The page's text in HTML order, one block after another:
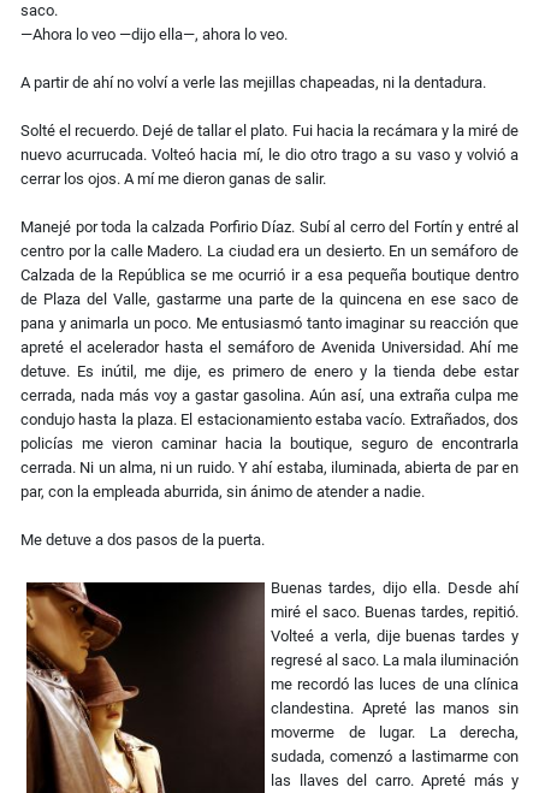
saco.
—Ahora lo veo —dijo ella—, ahora lo veo.
A partir de ahí no volví a verle las mejillas chapeadas, ni la dentadura.
Solté el recuerdo. Dejé de tallar el plato. Fui hacia la recámara y la miré de
nuevo acurrucada. Volteó hacia mí, le dio otro trago a su vaso y volvió a
cerrar los ojos. A mí me dieron ganas de salir.
Manejé por toda la calzada Porfirio Díaz. Subí al cerro del Fortín y entré al
centro por la calle Madero. La ciudad era un desierto. En un semáforo de
Calzada de la República se me ocurrió ir a esa pequeña boutique dentro
de Plaza del Valle, gastarme una parte de la quincena en ese saco de
pana y animarla un poco. Me entusiasmó tanto imaginar su reacción que
apreté el acelerador hasta el semáforo de Avenida Universidad. Ahí me
detuve. Es inútil, me dije, es primero de enero y la tienda debe estar
cerrada, nada más voy a gastar gasolina. Aún así, una extraña culpa me
condujo hasta la plaza. El estacionamiento estaba vacío. Extrañados, dos
policías me vieron caminar hacia la boutique, seguro de encontrarla
cerrada. Ni un alma, ni un ruido. Y ahí estaba, iluminada, abierta de par en
par, con la empleada aburrida, sin ánimo de atender a nadie.
Me detuve a dos pasos de la puerta.
Buenas tardes, dijo ella. Desde ahí
miré el saco. Buenas tardes, repitió.
Volteé a verla, dije buenas tardes y
regresé al saco. La mala iluminación
me recordó las luces de una clínica
clandestina. Apreté las manos sin
moverme de lugar. La derecha,
sudada, comenzó a lastimarme con
las llaves del carro. Apreté más y